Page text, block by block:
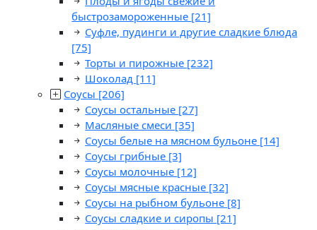
быстрозамороженные [21]
Суфле, пудинги и другие сладкие блюда
[75]
Торты и пирожные [232]
Шоколад [11]
Соусы [206]
Соусы остальные [27]
Масляные смеси [35]
Соусы белые на мясном бульоне [14]
Соусы грибные [3]
Соусы молочные [12]
Соусы мясные красные [32]
Соусы на рыбном бульоне [8]
Соусы сладкие и сиропы [21]